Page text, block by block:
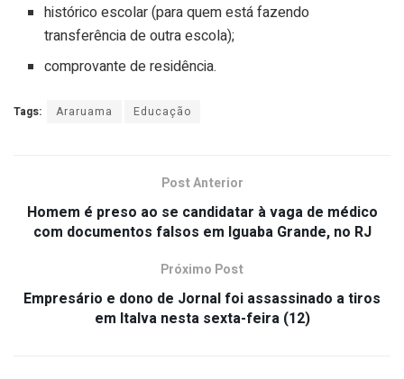
histórico escolar (para quem está fazendo
transferência de outra escola);
comprovante de residência.
Tags: Araruama Educação
Post Anterior
Homem é preso ao se candidatar à vaga de médico
com documentos falsos em Iguaba Grande, no RJ
Próximo Post
Empresário e dono de Jornal foi assassinado a tiros
em Italva nesta sexta-feira (12)